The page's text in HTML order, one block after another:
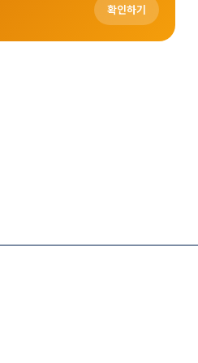
확인하기